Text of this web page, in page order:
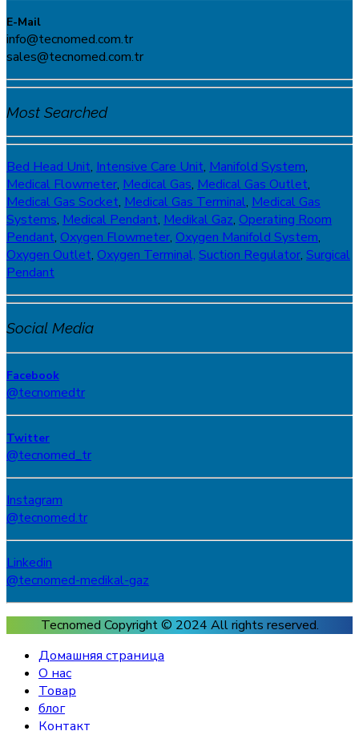
E-Mail
info@tecnomed.com.tr
sales@tecnomed.com.tr
Most Searched
Bed Head Unit, Intensive Care Unit, Manifold System,
Medical Flowmeter, Medical Gas, Medical Gas Outlet,
Medical Gas Socket, Medical Gas Terminal, Medical Gas
Systems, Medical Pendant, Medikal Gaz, Operating Room
Pendant, Oxygen Flowmeter, Oxygen Manifold System,
Oxygen Outlet, Oxygen Terminal, Suction Regulator, Surgical
Pendant
Social Media
Facebook
@tecnomedtr
Twitter
@tecnomed_tr
Instagram
@tecnomed.tr
Linkedin
@tecnomed-medikal-gaz
Tecnomed Copyright © 2024 All rights reserved.
Домашняя страница
О нас
Товар
блог
Контакт